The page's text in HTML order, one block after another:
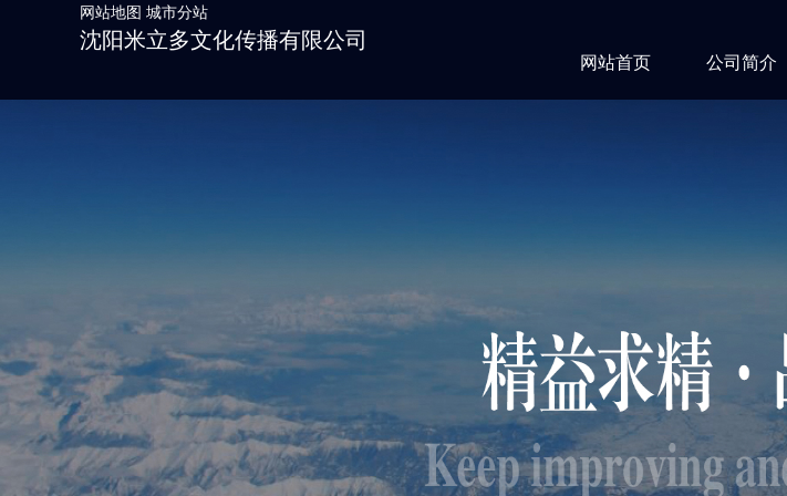
网站地图 城市分站
沈阳米立多文化传播有限公司
网站首页 公司简介